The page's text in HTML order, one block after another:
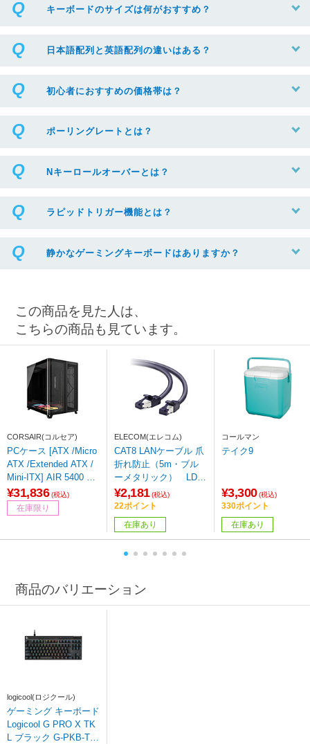
キーボードのサイズは何がおすすめ？
日本語配列と英語配列の違いはある？
初心者におすすめの価格帯は？
ポーリングレートとは？
Nキーロールオーバーとは？
ラピッドトリガー機能とは？
静かなゲーミングキーボードはありますか？
この商品を見た人は、
こちらの商品も見ています。
CORSAIR(コルセア)
PCケース [ATX /Micro
ATX /Extended ATX /
Mini-ITX] AIR 5400 LX
-R iCUE LINK Tempere
d Glass ブラック CC-9
011320-WW
¥31,836 (税込)
在庫限り
ELECOM(エレコム)
CAT8 LANケーブル 爪
折れ防止（5m・ブル
ーメタリック） LD-O
CTT/BM50
¥2,181 (税込)
22ポイント
在庫あり
コールマン
テイク9
¥3,300 (税込)
330ポイント
在庫あり
商品のバリエーション
logicool(ロジクール)
ゲーミング キーボード
Logicool G PRO X TK
L ブラック G-PKB-TK